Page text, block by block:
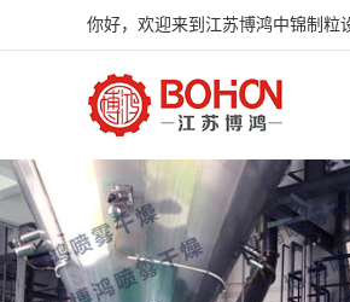
你好，欢迎来到江苏博鸿中锦制粒